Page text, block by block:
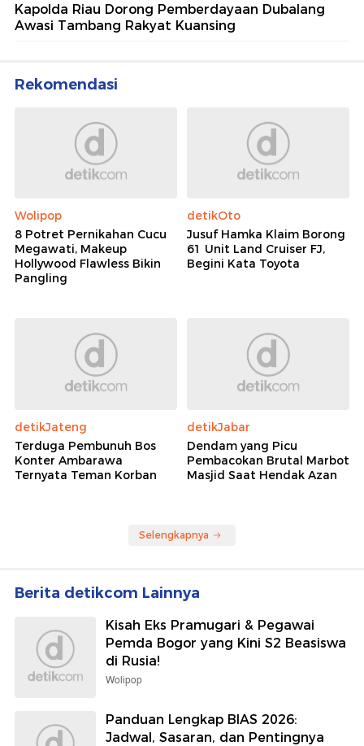
Kapolda Riau Dorong Pemberdayaan Dubalang
Awasi Tambang Rakyat Kuansing
Rekomendasi
Wolipop
8 Potret Pernikahan Cucu
Megawati, Makeup
Hollywood Flawless Bikin
Pangling
detikOto
Jusuf Hamka Klaim Borong
61 Unit Land Cruiser FJ,
Begini Kata Toyota
detikJateng
Terduga Pembunuh Bos
Konter Ambarawa
Ternyata Teman Korban
detikJabar
Dendam yang Picu
Pembacokan Brutal Marbot
Masjid Saat Hendak Azan
Selengkapnya
Berita detikcom Lainnya
Kisah Eks Pramugari & Pegawai
Pemda Bogor yang Kini S2 Beasiswa
di Rusia!
Wolipop
Panduan Lengkap BIAS 2026:
Jadwal, Sasaran, dan Pentingnya